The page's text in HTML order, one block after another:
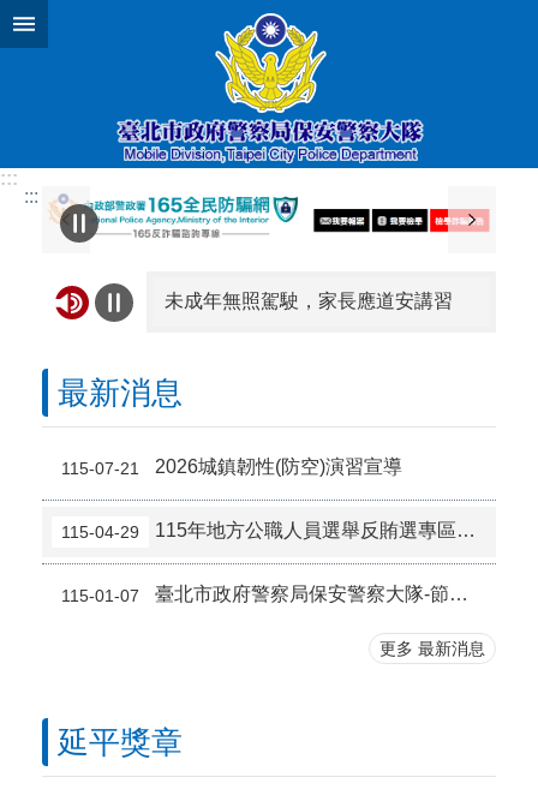
跳到主要內容區塊
:::
:::
未成年無照駕駛，家長應道安講習
無照駕駛機車，罰12,000元起，累犯加重處罰
謹慎提供個人證件，勿隨意將身分證件交予他人、核實對方身份，在提供個人資料前，務必核實對方身份的真實性、保護個人資料，勿隨意外流。
臺北市為守護母嬰健康，優化生育補助方案 加碼新服務，113年起「婚後孕前健康檢查」開放可婚前 受檢及新增抗穆勒氏管荷爾蒙(AMH)檢查，另外增加孕婦 「子癇前症」之篩檢補助。
最新消息
115-07-21 2026城鎮韌性(防空)演習宣導
115-04-29 115年地方公職人員選舉反賄選專區（檢舉管道及情資窗口）
115-01-07 臺北市政府警察局保安警察大隊-節電計畫及節電成效
更多 最新消息
延平獎章